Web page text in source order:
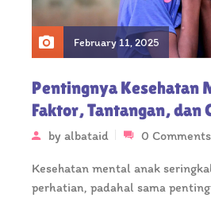
February 11, 2025
Pentingnya Kesehatan
Faktor, Tantangan, dan
Mengatasinya
by albataid 0 Comments
Kesehatan mental anak
perhatian, padahal sama